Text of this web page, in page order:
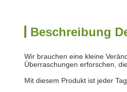
Beschreibung
Wir brauchen eine kleine
Überraschungen erforschen,
Mit diesem Produkt ist jeder